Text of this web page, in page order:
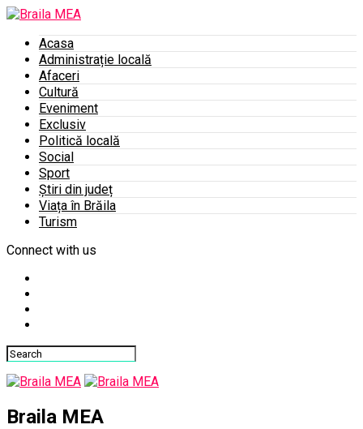
Acasa
Administrație locală
Afaceri
Cultură
Eveniment
Exclusiv
Politică locală
Social
Sport
Știri din județ
Viața în Brăila
Turism
Connect with us
Braila MEA